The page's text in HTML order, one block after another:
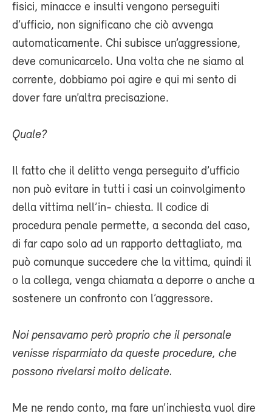
fisici, minacce e insulti vengono perseguiti
d’ufficio, non significano che ciò avvenga
automaticamente. Chi subisce un’aggressione,
deve comunicarcelo. Una volta che ne siamo al
corrente, dobbiamo poi agire e qui mi sento di
dover fare un’altra precisazione.
Quale?
Il fatto che il delitto venga perseguito d’ufficio
non può evitare in tutti i casi un coinvolgimento
della vittima nell’in- chiesta. Il codice di
procedura penale permette, a seconda del caso,
di far capo solo ad un rapporto dettagliato, ma
può comunque succedere che la vittima, quindi il
o la collega, venga chiamata a deporre o anche a
sostenere un confronto con l’aggressore.
Noi pensavamo però proprio che il personale
venisse risparmiato da queste procedure, che
possono rivelarsi molto delicate.
Me ne rendo conto, ma fare un’inchiesta vuol dire